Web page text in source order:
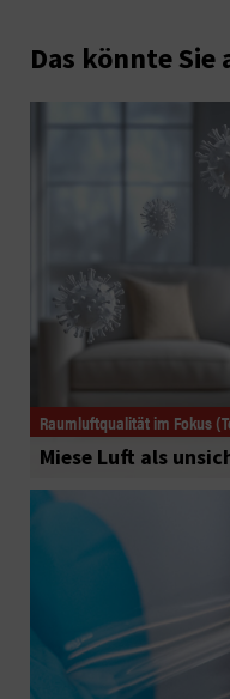
Das könnte
Raumluftqualität im Fokus
Miese Luft als